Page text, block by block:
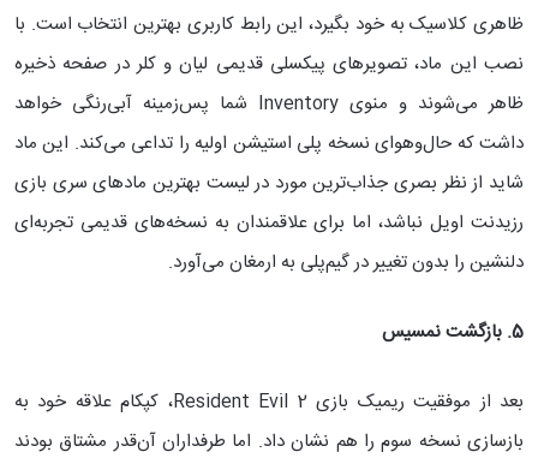
ظاهری کلاسیک به خود بگیرد، این رابط کاربری بهترین انتخاب است. با
نصب این ماد، تصویرهای پیکسلی قدیمی لیان و کلر در صفحه ذخیره
ظاهر می‌شوند و منوی Inventory شما پس‌زمینه آبی‌رنگی خواهد
داشت که حال‌وهوای نسخه پلی استیشن اولیه را تداعی می‌کند. این ماد
شاید از نظر بصری جذاب‌ترین مورد در لیست بهترین مادهای سری بازی
رزیدنت اویل نباشد، اما برای علاقمندان به نسخه‌های قدیمی تجربه‌ای
دلنشین را بدون تغییر در گیم‌پلی به ارمغان می‌آورد.
5. بازگشت نمسیس
بعد از موفقیت ریمیک بازی Resident Evil 2، کپکام علاقه خود به
بازسازی نسخه سوم را هم نشان داد. اما طرفداران آن‌قدر مشتاق بودند